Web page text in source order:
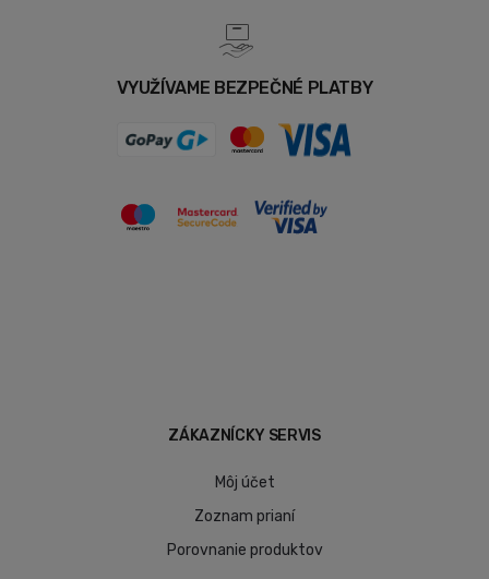
VYUŽÍVAME BEZPEČNÉ PLATBY
ZÁKAZNÍCKY SERVIS
Môj účet
Zoznam prianí
Porovnanie produktov